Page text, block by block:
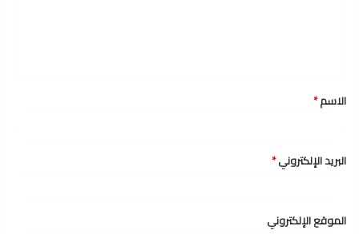
*
الاسم*
البريد الإلكتروني*
الموقع الإلكتروني